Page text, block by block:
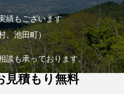
績もございます
、池田町）
談も承っております。
見積もり無料